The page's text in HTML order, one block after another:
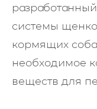
системы
кормящих
необходимое
веществ для